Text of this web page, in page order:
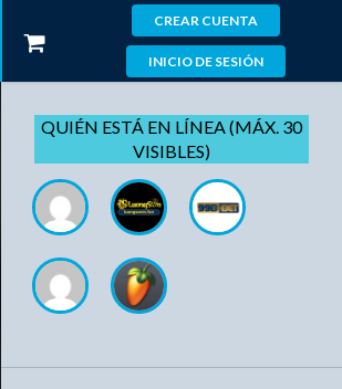
CREAR CUENTA
INICIO DE SESIÓN
QUIÉN ESTÁ EN LÍNEA (MÁX. 30
VISIBLES)